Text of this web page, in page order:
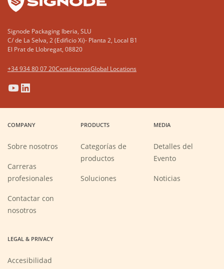
Signode Packaging Iberia, SLU
C/ de La Selva, 2 (Edificio Xi)- Planta 2, Local B1
El Prat de Llobregat, 08820
+34 934 80 07 20ContáctenosGlobal Locations
(Opens
in
new
window)
(Opens
in
new
window)
(Opens
in
new
window)
(Opens
in
new
window)
COMPANY
Sobre nosotros
Carreras
profesionales
new
Contactar con
nosotros
PRODUCTS
Categorías de
productos
Soluciones
MEDIA
Detalles del
Evento
Noticias
LEGAL & PRIVACY
Accesibilidad